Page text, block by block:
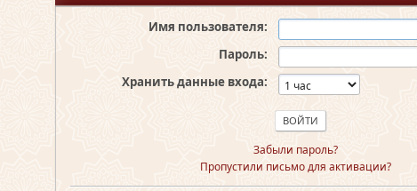
Имя пользователя:
Пароль:
Хранить данные входа:
Забыли пароль?
Пропустили письмо для активации?